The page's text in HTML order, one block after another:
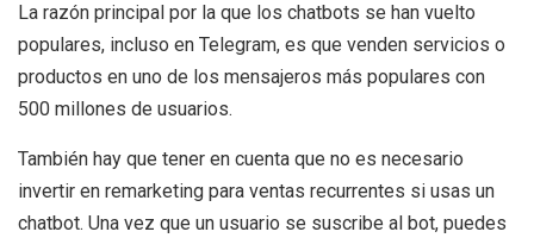
La razón principal por la que los chatbots se han vuelto
populares, incluso en Telegram, es que venden servicios o
productos en uno de los mensajeros más populares con
500 millones de usuarios.
También hay que tener en cuenta que no es necesario
invertir en remarketing para ventas recurrentes si usas un
chatbot. Una vez que un usuario se suscribe al bot, puedes